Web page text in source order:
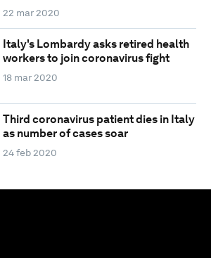
22 mar 2020
Italy's Lombardy asks retired health
workers to join coronavirus fight
18 mar 2020
Third coronavirus patient dies in Italy
as number of cases soar
24 feb 2020